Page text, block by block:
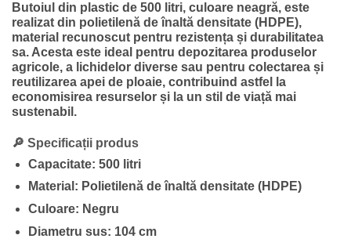
Butoiul din plastic de 500 litri, culoare neagră, este
realizat din polietilenă de înaltă densitate (HDPE),
material recunoscut pentru rezistența și durabilitatea
sa. Acesta este ideal pentru depozitarea produselor
agricole, a lichidelor diverse sau pentru colectarea și
reutilizarea apei de ploaie, contribuind astfel la
economisirea resurselor și la un stil de viață mai
sustenabil.
🔎 Specificații produs
Capacitate: 500 litri
Material: Polietilenă de înaltă densitate (HDPE)
Culoare: Negru
Diametru sus: 104 cm